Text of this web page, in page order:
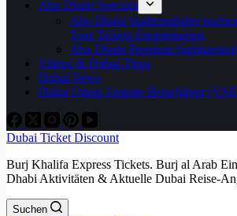
Abu Dhabi Specials
Abu Dhabi Stadtrundfahrt
Tour Tickets Eintrittskarten
Abu Dhabi Premium
Videos & Dubai-Tipps
Dubai News
Dubai Oman Emirate Reiseführer
Dubai Ticket Discount
Burj Khalifa Express Tickets. Burj al Arab
Dhabi Aktivitäten & Aktuelle Dubai Reise-
Suchen